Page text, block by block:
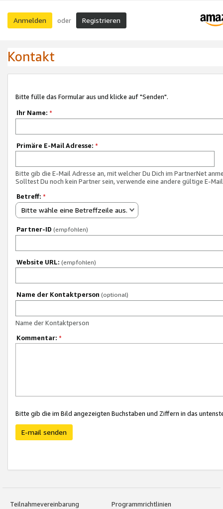
Anmelden oder Registrieren
Kontakt
Bitte fülle das Formular aus und klicke auf "Senden".
Ihr Name: *
Primäre E-Mail Adresse: *
Bitte gib die E-Mail Adresse an, mit welcher Du Dich im PartnerNet
Solltest Du noch kein Partner sein, verwende eine andere gültige E-
Betreff: *
Bitte wähle eine Betreffzeile aus.
Partner-ID (empfohlen)
Website URL: (empfohlen)
Name der Kontaktperson (optional)
Name der Kontaktperson
Kommentar: *
Bitte gib die im Bild angezeigten Buchstaben und Ziffern in das
E-mail senden
Teilnahmevereinbarung
Programmrichtlinien